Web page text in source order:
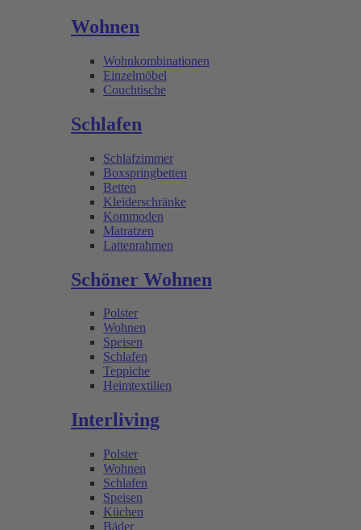
Wohnen
Wohnkombinationen
Einzelmöbel
Couchtische
Schlafen
Schlafzimmer
Boxspringbetten
Betten
Kleiderschränke
Kommoden
Matratzen
Lattenrahmen
Schöner Wohnen
Polster
Wohnen
Speisen
Schlafen
Teppiche
Heimtextilien
Interliving
Polster
Wohnen
Schlafen
Speisen
Küchen
Bäder